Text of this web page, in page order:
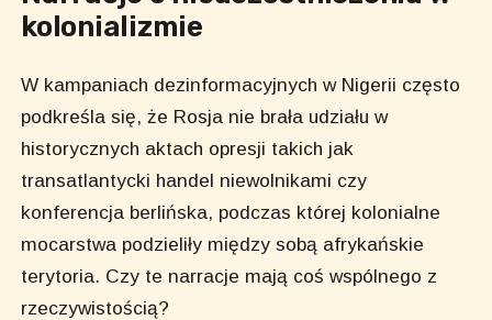
kolonializmie
W kampaniach dezinformacyjnych w Nigerii często
podkreśla się, że Rosja nie brała udziału w
historycznych aktach opresji takich jak
transatlantycki handel niewolnikami czy
konferencja berlińska, podczas której kolonialne
mocarstwa podzieliły między sobą afrykańskie
terytoria. Czy te narracje mają coś wspólnego z
rzeczywistością?